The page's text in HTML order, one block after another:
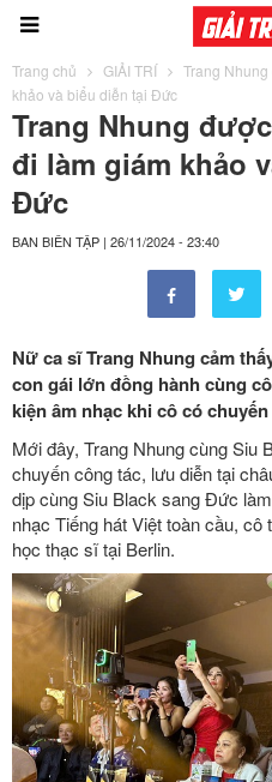
Trang chủ GIẢI TRÍ
Trang
khảo và biểu diễn tại Đức
Trang Nhung
đi làm giám khảo
Đức
BAN BIÊN TẬP | 26/11/2024 - 23:40
Nữ ca sĩ Trang Nhung cảm
con gái lớn đồng hành cùng
kiện âm nhạc khi cô có
Mới đây, Trang Nhung cùng Siu
chuyến công tác, lưu diễn tại
dịp cùng Siu Black sang Đức
nhạc Tiếng hát Việt toàn cầu,
học thạc sĩ tại Berlin.